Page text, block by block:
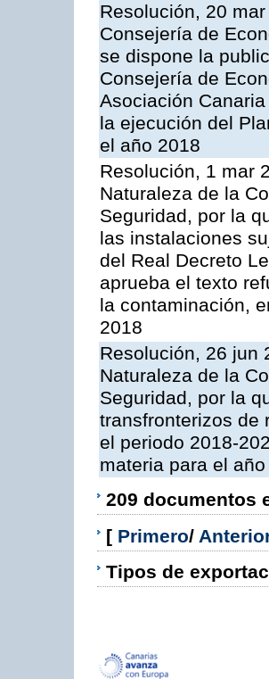
Resolución, 20
Consejería de
se dispone la
Consejería de
Asociación
la ejecución del
el año 2018
Resolución, 1 mar
Naturaleza de la
Seguridad, por la
las instalaciones
del Real Decreto
aprueba el texto
la contaminación,
2018
Resolución, 26 jun
Naturaleza de la
Seguridad, por la
transfronterizos de
el periodo 2018-
materia para el
209 documentos
[ Primero/
Tipos de